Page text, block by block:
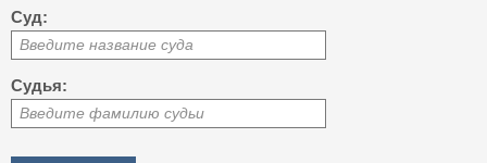
Суд:
Введите название суда
Судья:
Введите фамилию судьи